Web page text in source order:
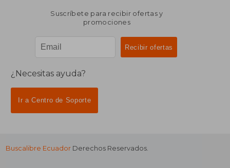
Suscríbete para recibir ofertas y
promociones
¿Necesitas ayuda?
Ir a Centro de Soporte
Buscalibre Ecuador Derechos Reservados.